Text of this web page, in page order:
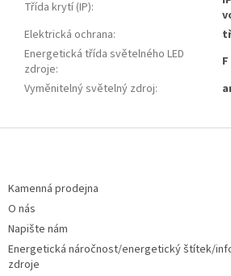
Třída krytí (IP):
Elektrická ochrana:
Energetická třída světelného LED
zdroje:
F
Vyměnitelný světelný zdroj:
Kamenná prodejna
O nás
Napište nám
Energetická náročnost/energetický štítek/
zdroje